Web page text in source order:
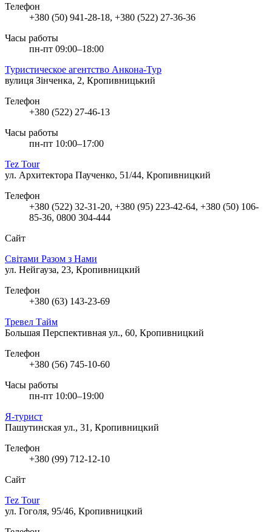
Телефон
+380 (50) 941-28-18, +380 (522) 27-36-36
Часы работы
пн-пт 09:00–18:00
Туристическое агентство Анкона-Тур
вулиця Зінченка, 2, Кропивницький
Телефон
+380 (522) 27-46-13
Часы работы
пн-пт 10:00–17:00
Tez Tour
ул. Архитектора Паученко, 51/44, Кропивницкий
Телефон
+380 (522) 32-31-20, +380 (95) 223-42-64, +380 (50) 106-
85-36, 0800 304-444
Сайт
Світами Разом з Нами
ул. Нейгауза, 23, Кропивницкий
Телефон
+380 (63) 143-23-69
Тревел Тайм
Большая Перспективная ул., 60, Кропивницкий
Телефон
+380 (56) 745-10-60
Часы работы
пн-пт 10:00–19:00
Я-турист
Пашутинская ул., 31, Кропивницкий
Телефон
+380 (99) 712-12-10
Сайт
Tez Tour
ул. Гоголя, 95/46, Кропивницкий